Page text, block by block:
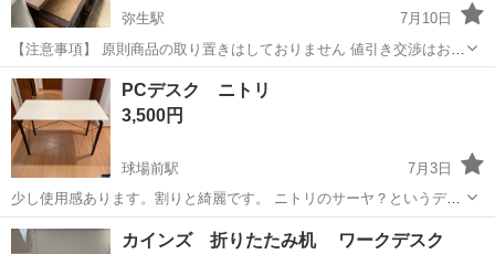
弥生駅
7月10日
【注意事項】 原則商品の取り置きはしておりません 値引き交渉はお受
けできません 購入のタイミングが重なった場合は店頭販売を優先させ
て頂きます m(_ _)m 上記問合せ、またはテンプレートでのご質問には
お返事しておりま...
岡山 倉敷市 弥生駅 テーブル
PCデスク ニトリ
3,500円
球場前駅
7月3日
少し使用感あります。割りと綺麗です。 ニトリのサーヤ？というデス
クみたいです。 デスクワゴンとブックスタンドはありません。 かなり
頑丈で揺れがとても少ない感じです。 天板、脚×2、揺れ防止クロスバ
岡山 倉敷市 球場前駅 テーブル
カインズ 折りたたみ机 ワークデスク